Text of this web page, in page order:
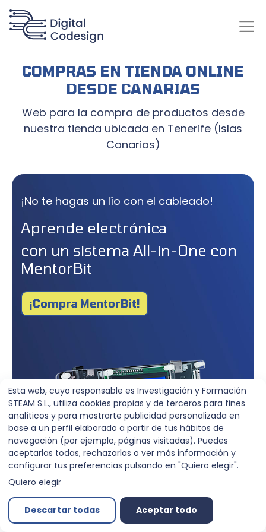
COMPRAS EN TIENDA ONLINE
DESDE CANARIAS
Web para la compra de productos desde
nuestra tienda ubicada en Tenerife (Islas
Canarias)
¡No te hagas un lío con el cableado!
Aprende electrónica
con un sistema All-in-One con
MentorBit
¡Compra MentorBit!
Esta web, cuyo responsable es Investigación y Formación
STEAM S.L., utiliza cookies propias y de terceros para fines
analíticos y para mostrarte publicidad personalizada en
base a un perfil elaborado a partir de tus hábitos de
navegación (por ejemplo, páginas visitadas). Puedes
aceptarlas todas, rechazarlas o ver más información y
configurar tus preferencias pulsando en "Quiero elegir".
Quiero elegir
Descartar todas Aceptar todo